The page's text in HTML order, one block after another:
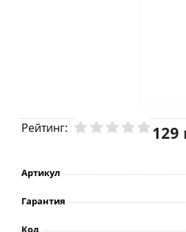
Рейтинг: 129
Артикул
Гарантия
Код